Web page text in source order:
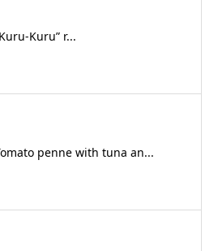
Kuru” r...
penne with tuna an...